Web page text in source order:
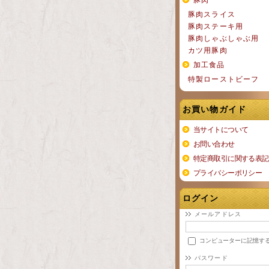
豚肉スライス
豚肉ステーキ用
豚肉しゃぶしゃぶ用
カツ用豚肉
加工食品
特製ローストビーフ
お買い物ガイド
当サイトについて
お問い合わせ
特定商取引に関する表記
プライバシーポリシー
ログイン
メールアドレス
コンピューターに記憶す
パスワード